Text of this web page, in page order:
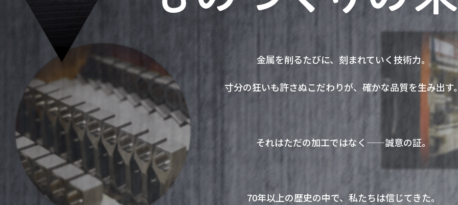
金属を削るたびに、刻まれていく技術力。
寸分の狂いも許さぬこだわりが、 確かな品質を生み出す
それはただの加工ではなく――誠意の証。
70年以上の歴史の中で、 私たちは信じてきた。